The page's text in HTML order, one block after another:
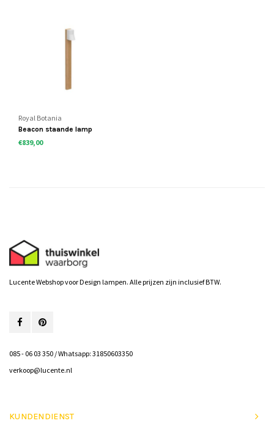
Royal Botania
Beacon staande lamp
€839,00
Lucente Webshop voor Design lampen. Alle prijzen zijn inclusief BTW.
085 - 06 03 350 / Whatsapp: 31850603350
verkoop@lucente.nl
KUNDENDIENST